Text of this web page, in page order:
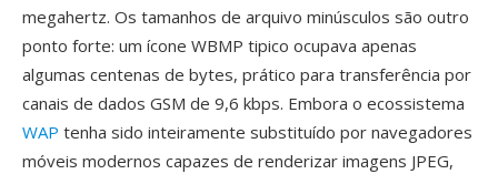
megahertz. Os tamanhos de arquivo minúsculos são outro
ponto forte: um ícone WBMP tipico ocupava apenas
algumas centenas de bytes, prático para transferência por
canais de dados GSM de 9,6 kbps. Embora o ecossistema
WAP tenha sido inteiramente substituído por navegadores
móveis modernos capazes de renderizar imagens JPEG,